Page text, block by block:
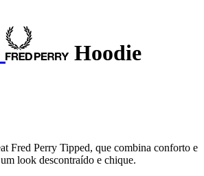
Hoodie
Fred Perry Tipped, que combina conforto e
look descontraído e chique.